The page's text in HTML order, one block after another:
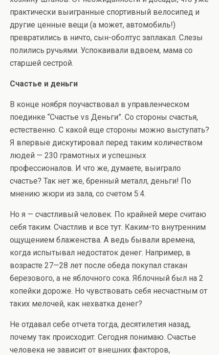
практически выигранные спортивный велосипед и
другие ценные вещи (а может, автомобиль!)
превратились в ничто, сын-оболтус заплакал. Слезы
полились ручьями. Успокаивали вдвоем, мама со
старшей сестрой.
Счастье и деньги
В конце ноября поучаствовал в управленческом
поединке “Счастье vs Деньги”. Со стороны счастья,
естественно. С какой еще стороны можно выступать?
Я впервые дискутировал перед таким количеством
людей — 230 грамотных и успешных
профессионалов. И что же, думаете, выиграло
счастье? Так нет же, бренный металл, деньги! По
мнению жюри из зала, со счетом 5:4.
Но я — счастливый человек. По крайней мере считаю
себя таким. Счастлив и все тут. Каким-то внутренним
ощущением блаженства. А ведь бывали времена,
когда испытывал недостаток денег. Например, в
возрасте 27—28 лет после обеда покупал стакан
березового, а не яблочного сока. Яблочный был на 2
копейки дороже. Но чувствовать себя несчастным от
таких мелочей, как нехватка денег?
Не отдавал себе отчета тогда, десятилетия назад,
почему так происходит. Сегодня понимаю. Счастье
человека не зависит от внешних факторов,